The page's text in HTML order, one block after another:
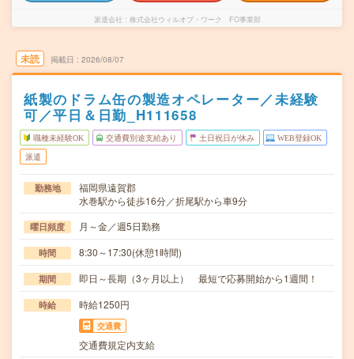
派遣会社 株式会社ウィルオブ・ワーク FO事業部
未読 掲載日 2026/08/07
紙製のドラム缶の製造オペレーター／未経験
可／平日＆日勤_H111658
職種未経験OK 交通費別途支給あり 土日祝日が休み WEB登録OK
派遣
勤務地
福岡県遠賀郡
水巻駅から徒歩16分／折尾駅から車9分
曜日頻度 月～金／週5日勤務
時間 8:30～17:30(休憩1時間)
期間 即日～長期（3ヶ月以上） 最短で応募開始から1週間！
時給 時給1250円
交通費
交通費規定内支給